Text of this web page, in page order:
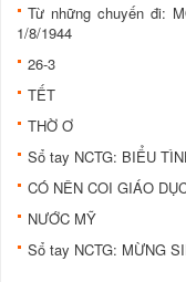
Từ những chuyến đi:
1/8/1944
26-3
TẾT
THỜ Ơ
Sổ tay NCTG: BIỂU
CÓ NÊN COI GIÁO
NƯỚC MỸ
Sổ tay NCTG: MỪNG